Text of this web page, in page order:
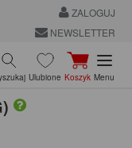
ZALOGUJ
NEWSLETTER
Ulubione Koszyk Menu